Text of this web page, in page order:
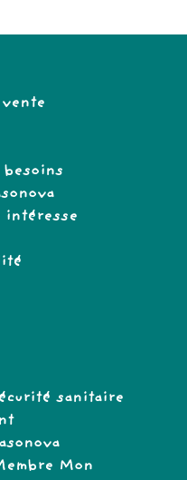
intéresse
sanitaire
Mon